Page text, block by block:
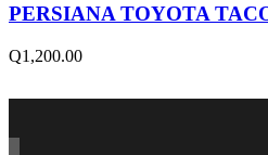
PERSIANA TOYOTA
Q1,200.00